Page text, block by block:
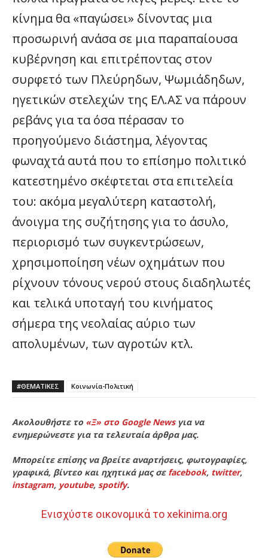
κίνημα θα «παγώσει» δίνοντας μια
προσωρινή ανάσα σε μια παραπαίουσα
κυβέρνηση και επιτρέποντας στον
συρφετό των Πλεύρηδων, Ψωμιάδηδων,
ηγετικών στελεχών της ΕΛ.ΑΣ να πάρουν
ρεβάνς για τα όσα πέρασαν το
προηγούμενο διάστημα, λέγοντας
φωναχτά αυτά που το επίσημο πολιτικό
κατεστημένο σκέφτεται στα επιτελεία
του: ακόμα μεγαλύτερη καταστολή,
άνοιγμα της συζήτησης για το άσυλο,
περιορισμό των συγκεντρώσεων,
χρησιμοποίηση νέων οχημάτων που
ρίχνουν τόνους νερού στους διαδηλωτές
και τελικά υποταγή του κινήματος
σήμερα της νεολαίας αύριο των
απολυμένων, των αγροτών κτλ.
#ΘΕΜΑΤΙΚΈΣ Κοινωνία-Πολιτική
Ακολουθήστε το «Ξ» στο Google Newsγια να
ενημερώνεστε για τα τελευταία άρθρα μας.
Μπορείτε επίσης να βρείτε αναρτήσεις, φωτογραφίες,
γραφικά, βίντεο και ηχητικά μας σε facebook, twitter,
instagram, youtube, spotify.
Ενισχύστε οικονομικά το xekinima.org